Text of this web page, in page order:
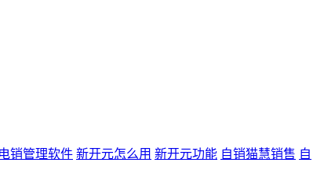
电销管理软件 新开元怎么用 新开元功能 自销猫慧销售 自